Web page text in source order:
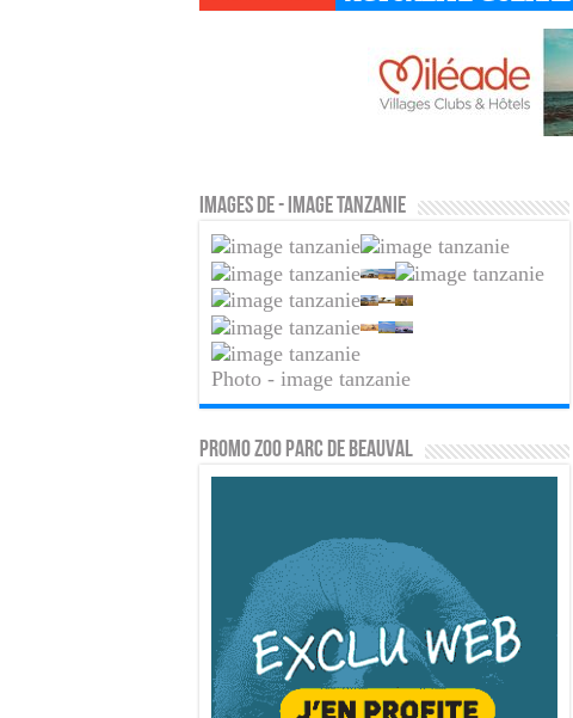
Images de - image tanzanie
Photo - image tanzanie
PROMO ZOO PARC DE BEAUVAL